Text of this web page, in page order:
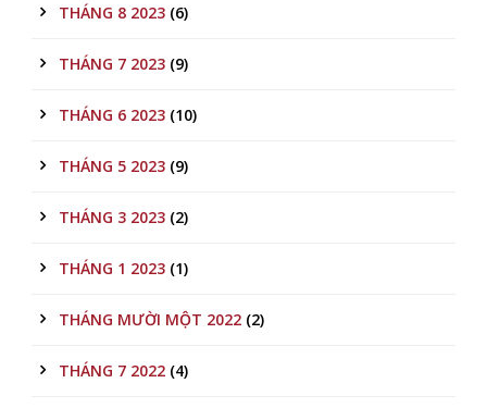
THÁNG 8 2023 (6)
THÁNG 7 2023 (9)
THÁNG 6 2023 (10)
THÁNG 5 2023 (9)
THÁNG 3 2023 (2)
THÁNG 1 2023 (1)
THÁNG MƯỜI MỘT 2022 (2)
THÁNG 7 2022 (4)